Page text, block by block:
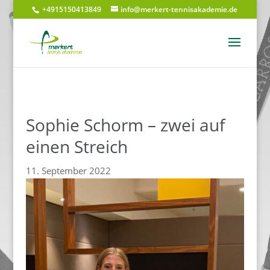
+4915150413849 info@merkert-tennisakademie.de
Sophie Schorm – zwei auf
einen Streich
11. September 2022